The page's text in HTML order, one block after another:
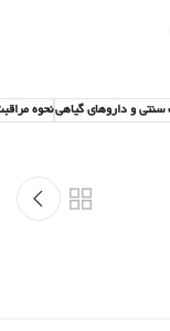
و داروهای گیاهینحوه